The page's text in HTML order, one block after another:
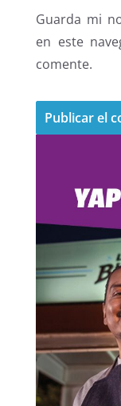
Guarda mi
en este
comente.